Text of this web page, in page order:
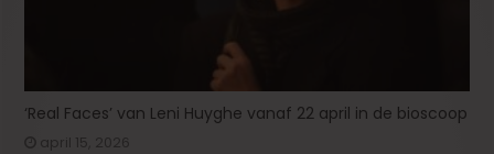
‘Real Faces’ van Leni Huyghe vanaf 22 april in de bioscoop
april 15, 2026